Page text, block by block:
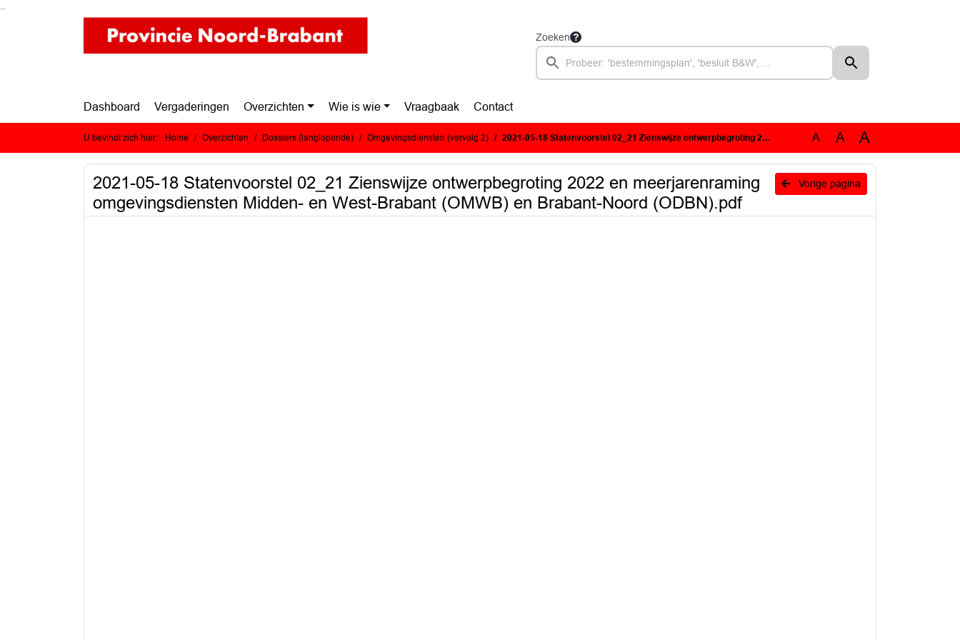
Ga naar de inhoud van deze pagina
Ga naar het zoeken
Ga naar het menu
Zoeken
Dashboard Vergaderingen Overzichten Wie is wie Vraagbaak Contact
U bevindt zich hier: Home Overzichten Dossiers (langlopende) Omgevingsdiensten (vervolg 2) 2021-05-18 Statenvoorstel 02_21 Zienswijze ontwerpbegroting 2022 en meerjarenraming omgevingsdiensten Midden- en West-Brabant (OMWB) en Brabant-Noord (ODBN).pdf A A A
Vorige pagina
2021-05-18 Statenvoorstel 02_21 Zienswijze ontwerpbegroting 2022 en meerjarenraming
omgevingsdiensten Midden- en West-Brabant (OMWB) en Brabant-Noord (ODBN).pdf